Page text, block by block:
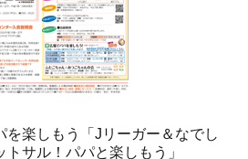
を楽しもう「Jリーガー＆なでし
サル！パパと楽しもう」